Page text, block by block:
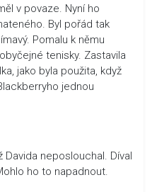
v povaze. Nyní ho
Byl pořád tak
Pomalu k němu
tenisky. Zastavila
jako byla použita, když
jednou
neposlouchal. Díval
ho to napadnout.